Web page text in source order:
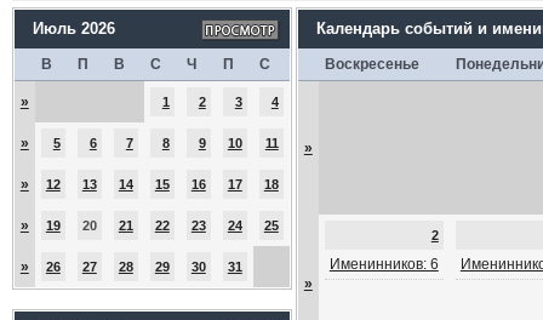
Июль 2026
В П В С Ч П С
» 1 2 3 4
» 5 6 7 8 9 10 11
» 12 13 14 15 16 17 18
» 19 20 21 22 23 24 25
» 26 27 28 29 30 31
Календарь событий и
Воскресенье
»
»
2
Именинников: 6